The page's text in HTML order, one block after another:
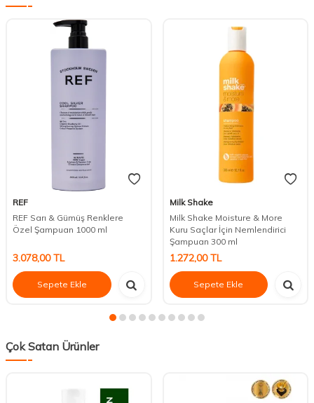
REF
REF Sarı & Gümüş Renklere
Özel Şampuan 1000 ml
3.078,00TL
Sepete Ekle
Milk Shake
Milk Shake Moisture & More
Kuru Saçlar İçin Nemlendirici
Şampuan 300 ml
1.272,00TL
Sepete Ekle
Çok Satan Ürünler